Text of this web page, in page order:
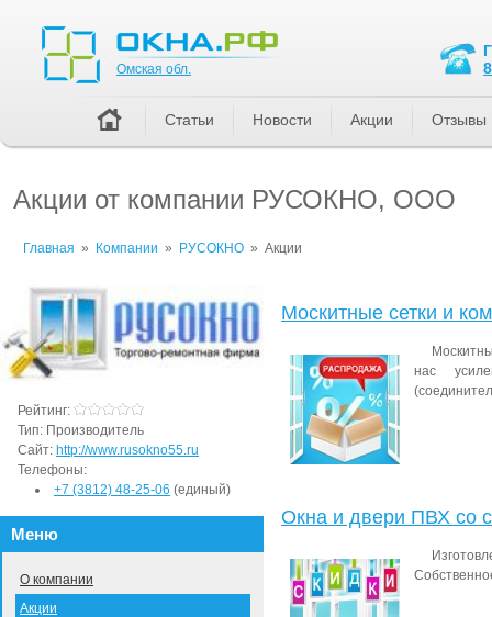
Акции от компании РУСОКНО, ООО
Главная » Компании » РУСОКНО » Акции
Москитные сетки и
нас
Окна и двери ПВХ со
Рейтинг:
Тип: Производитель
Сайт: http://www.rusokno55.ru
Телефоны:
+7 (3812) 48-25-06 (единый)
Меню
О компании
Акции
Омская обл.
Статьи Новости Акции Отзывы